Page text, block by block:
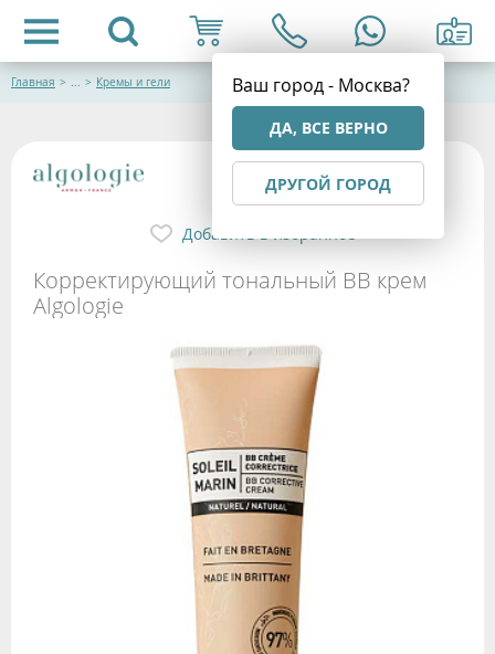
Ваш город - Москва?
ДА, ВСЕ ВЕРНО
ДРУГОЙ ГОРОД
Главная > ... > Кремы и гели
Корректирующий тональный ВВ крем
Algologie
Добавить в избранное